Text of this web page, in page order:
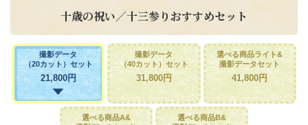
十歳の祝い／十三参りおすすめセット
撮影データ
（20カット）セット
21,800円
撮影データ
（40カット）セット
31,800円
選べる商品ライト&
撮影データセット
41,800円
選べる商品A&
選べる商品B&